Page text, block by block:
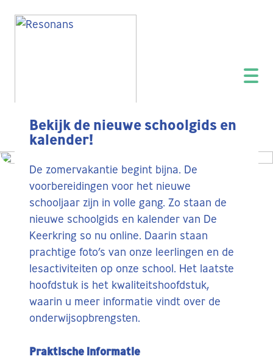
Bekijk de nieuwe schoolgids en
kalender!
De zomervakantie begint bijna. De
voorbereidingen voor het nieuwe
schooljaar zijn in volle gang. Zo staan de
nieuwe schoolgids en kalender van De
Keerkring so nu online. Daarin staan
prachtige foto’s van onze leerlingen en de
lesactiviteiten op onze school. Het laatste
hoofdstuk is het kwaliteitshoofdstuk,
waarin u meer informatie vindt over de
onderwijsopbrengsten.
Praktische informatie